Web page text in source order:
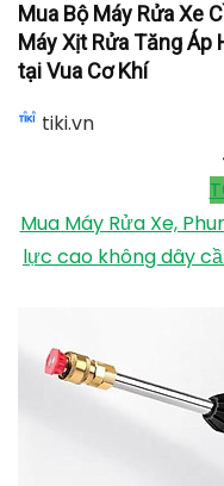
Mua Bộ Máy Rửa Xe
Máy Xịt Rửa Tăng
tại Vua Cơ Khí
tiki.vn
Mua Máy Rửa Xe,
lực cao không dây